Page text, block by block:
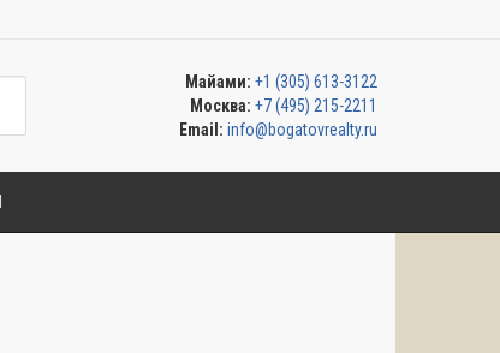
Майами: +1 (305) 613-3122
Москва: +7 (495) 215-2211
Email: info@bogatovrealty.ru